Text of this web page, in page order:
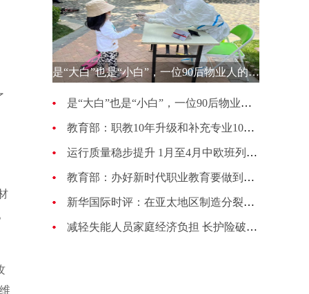
是“大白”也是“小白”，一位90后物业人的选择
是“大白”也是“小白”，一位90后物业人的选择
教育部：职教10年升级和补充专业1007种 更新幅度超70%
运行质量稳步提升 1月至4月中欧班列累计开行4813列
教育部：办好新时代职业教育要做到五个“必须坚持”
新华国际时评：在亚太地区制造分裂对抗的图谋注定失败
减轻失能人员家庭经济负担 长护险破局养老困境